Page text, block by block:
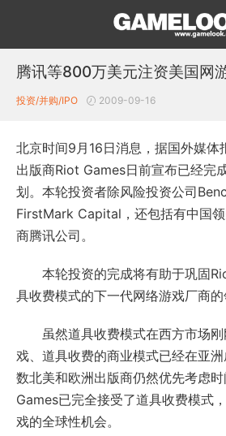
腾讯等800万美元注资美国网
投资/并购/IPO 2009-09-16
北京时间9月16日消息，据国外媒体
出版商Riot Games日前宣布已经完
划。本轮投资者除风险投资公司
FirstMark Capital，还包括有中国
商腾讯公司。
本轮投资的完成将有助于巩固
具收费模式的下一代网络游戏厂商的
虽然道具收费模式在西方市场刚
戏、道具收费的商业模式已经在亚
数北美和欧洲出版商仍然优先考虑
Games已完全接受了道具收费模式
戏的全球性机会。